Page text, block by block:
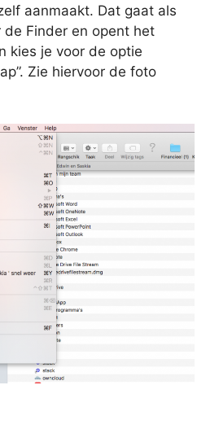
aanmaakt. Dat gaat als
Finder en opent het
kies je voor de optie
Zie hiervoor de foto